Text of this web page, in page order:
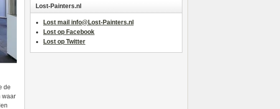
de
waar
Lost-Painters.nl
Lost mail info@Lost-Painters.nl
Lost op Facebook
Lost op Twitter